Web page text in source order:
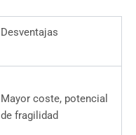
Desventajas
Mayor coste, potencial
de fragilidad